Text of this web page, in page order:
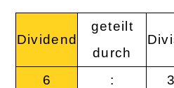
Dividend
geteilt
durch
6 : 3